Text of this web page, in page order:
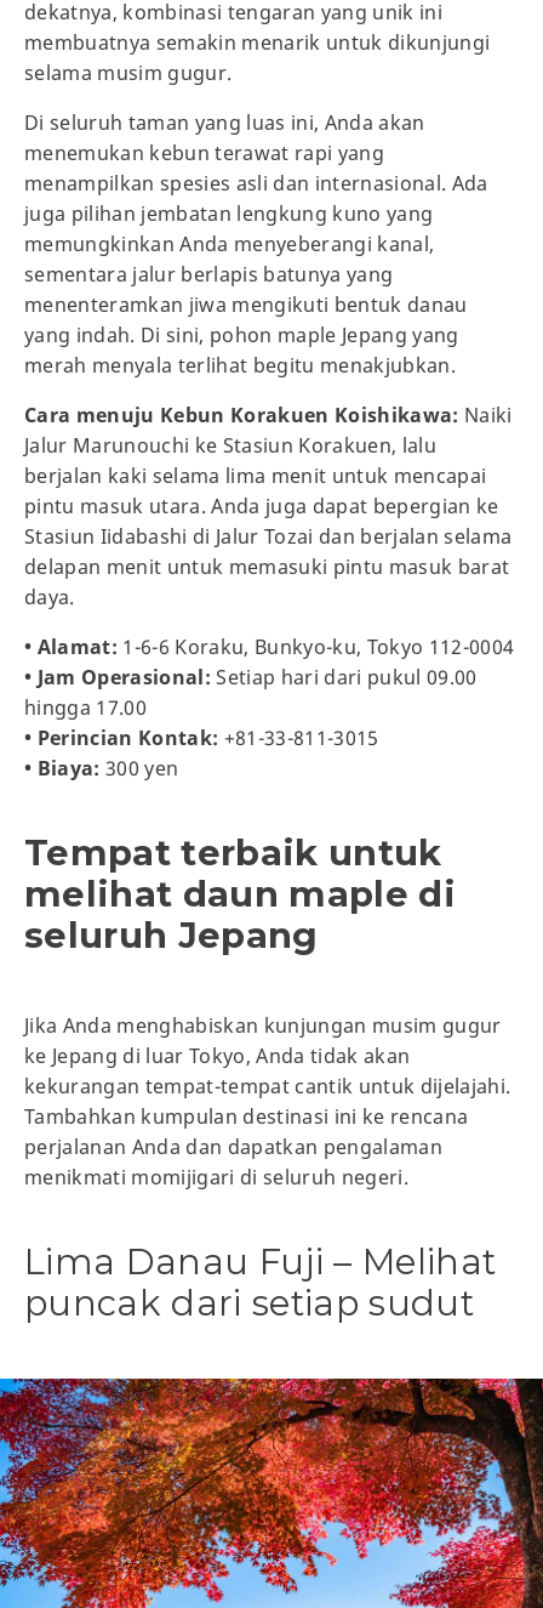
dekatnya, kombinasi tengaran yang unik ini
membuatnya semakin menarik untuk dikunjungi
selama musim gugur.
Di seluruh taman yang luas ini, Anda akan
menemukan kebun terawat rapi yang
menampilkan spesies asli dan internasional. Ada
juga pilihan jembatan lengkung kuno yang
memungkinkan Anda menyeberangi kanal,
sementara jalur berlapis batunya yang
menenteramkan jiwa mengikuti bentuk danau
yang indah. Di sini, pohon maple Jepang yang
merah menyala terlihat begitu menakjubkan.
Cara menuju Kebun Korakuen Koishikawa: Naiki
Jalur Marunouchi ke Stasiun Korakuen, lalu
berjalan kaki selama lima menit untuk mencapai
pintu masuk utara. Anda juga dapat bepergian ke
Stasiun Iidabashi di Jalur Tozai dan berjalan selama
delapan menit untuk memasuki pintu masuk barat
daya.
• Alamat: 1-6-6 Koraku, Bunkyo-ku, Tokyo 112-0004
• Jam Operasional: Setiap hari dari pukul 09.00
hingga 17.00
• Perincian Kontak: +81-33-811-3015
• Biaya: 300 yen
Tempat terbaik untuk
melihat daun maple di
seluruh Jepang
Jika Anda menghabiskan kunjungan musim gugur
ke Jepang di luar Tokyo, Anda tidak akan
kekurangan tempat-tempat cantik untuk dijelajahi.
Tambahkan kumpulan destinasi ini ke rencana
perjalanan Anda dan dapatkan pengalaman
menikmati momijigari di seluruh negeri.
Lima Danau Fuji – Melihat
puncak dari setiap sudut